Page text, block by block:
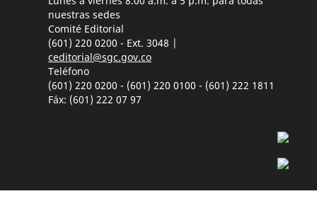
nuestras sedes
Comité Editorial
(601) 220 0200 - Ext. 3048 |
ceditorial@sgc.gov.co
Teléfono
(601) 220 0200 - (601) 220 0100 - (601) 222 1811
Fáx: (601) 222 07 97